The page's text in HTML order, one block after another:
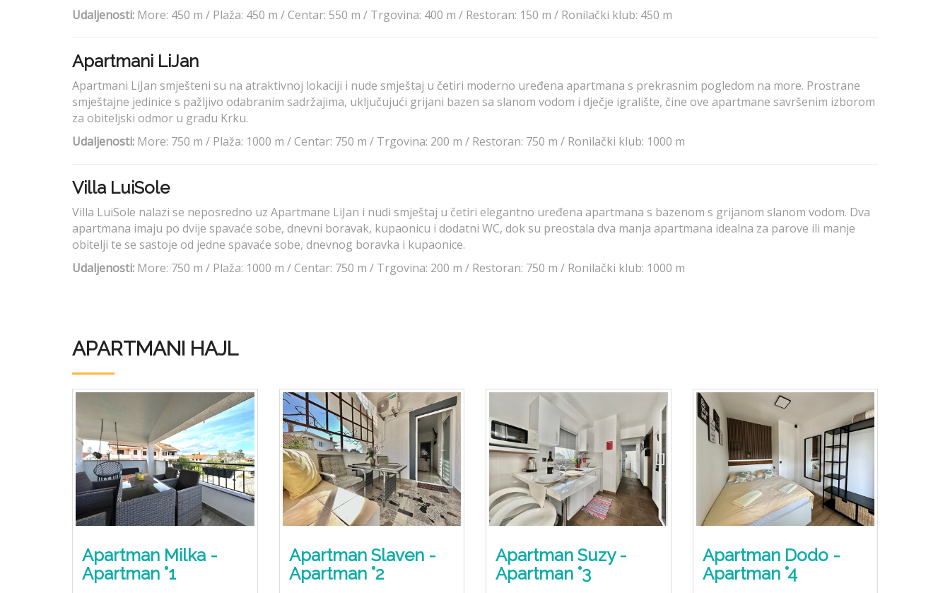
Udaljenosti: More: 450 m / Plaža: 450 m / Centar: 550 m / Trgovina: 400 m / Restoran: 150 m / Ronilački klub: 450 m
Apartmani LiJan
Apartmani LiJan smješteni su na atraktivnoj lokaciji i nude smještaj u četiri moderno uređena apartmana s prekrasnim pogledom na more. Prostrane
smještajne jedinice s pažljivo odabranim sadržajima, uključujući grijani bazen sa slanom vodom i dječje igralište, čine ove apartmane savršenim izborom
za obiteljski odmor u gradu Krku.
Udaljenosti: More: 750 m / Plaža: 1000 m / Centar: 750 m / Trgovina: 200 m / Restoran: 750 m / Ronilački klub: 1000 m
Villa LuiSole
Villa LuiSole nalazi se neposredno uz Apartmane LiJan i nudi smještaj u četiri elegantno uređena apartmana s bazenom s grijanom slanom vodom. Dva
apartmana imaju po dvije spavaće sobe, dnevni boravak, kupaonicu i dodatni WC, dok su preostala dva manja apartmana idealna za parove ili manje
obitelji te se sastoje od jedne spavaće sobe, dnevnog boravka i kupaonice.
Udaljenosti: More: 750 m / Plaža: 1000 m / Centar: 750 m / Trgovina: 200 m / Restoran: 750 m / Ronilački klub: 1000 m
APARTMANI HAJL
Apartman Milka -
Apartman °1
Apartman Slaven -
Apartman °2
Apartman Suzy -
Apartman °3
Apartman Dodo -
Apartman °4